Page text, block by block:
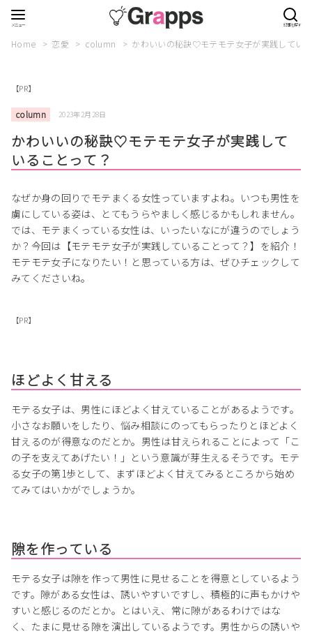
Home 恋愛 column かわいいの秘訣♡モテモテ女子が実践してい
【PR】
column 2023年2月28日
かわいいの秘訣♡モテモテ女子が実践して
いることって？
なぜか身の回りでモテまくる女性っていますよね。いつも男性を
虜にしている姿は、とてもうらやましく感じるかもしれません。
では、モテまくっている女性は、いったいなにが違うのでしょう
か？今回は【モテモテ女子が実践していることって？】を紹介！
モテモテ女子になりたい！と思っている方は、ぜひチェックして
みてくださいね。
【PR】
ほどよく甘える
モテる女子は、男性にほどよく甘えていることがあるようです。
小さなお願いをしたり、悩み相談にのってもらったりとほどよく
甘えるのが得意なのだとか。男性は甘えられることによって「こ
の子を支えてあげたい！」という意識が芽生えるそうです。モテ
る女子の第1歩として、まずほどよく甘えてみるところから始め
てみてはいかがでしょうか。
隙を作っている
モテる女子は隙を作って男性に見せることを得意としているよう
です。隙がある女性は、誘いやすいですし、積極的に声もかけや
すいと感じるのだとか。とはいえ、常に隙があるわけではな
く、たまに見せる隙を演出しているようです。男性からの誘いや